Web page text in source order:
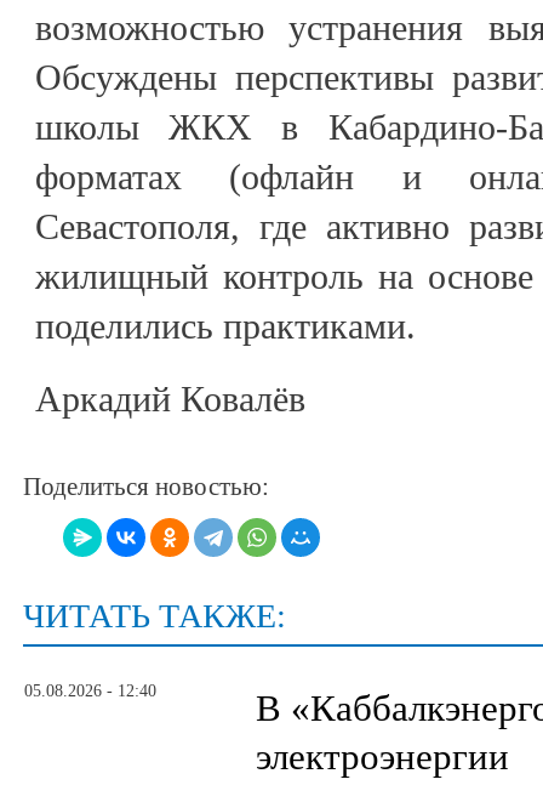
возможностью устранения
Обсуждены перспективы
школы ЖКХ в Кабардино-
форматах (офлайн и
Севастополя, где активно
жилищный контроль на основе
поделились практиками.
Аркадий Ковалёв
Поделиться новостью:
ЧИТАТЬ ТАКЖЕ:
05.08.2026 - 12:40
В
электроэнергии